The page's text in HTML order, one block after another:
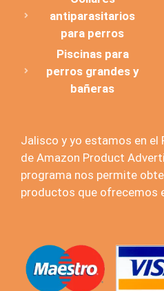
antiparasitarios
para perros
Piscinas para
perros grandes y
bañeras
Jalisco y yo estamos en el
de Amazon Product
programa nos permite
productos que ofrecemos